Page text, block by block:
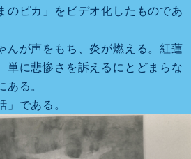
のピカ」をビデオ化したものであ
んが声をもち、炎が燃える。紅蓮
単に悲惨さを訴えるにとどまらな
る。
である。